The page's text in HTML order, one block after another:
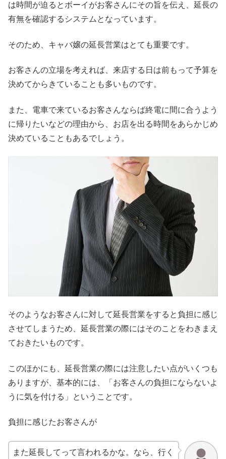
は時間が迫るとボーイがお客さんにその旨を伝え、延長の
有無を確認するシステムとなっています。
そのため、キャバ嬢の延長営業はとても重要です。
お客さんの立場を考えれば、来店する日は前もって予算を
決めてからきていることも多いものです。
また、電車で来ているお客さんならば終電に間に合うよう
に帰りたいなどの理由から、お店を出る時間をあらかじめ
決めていることもあるでしょう。
そのようなお客さんに対して延長営業をすると負担に感じ
させてしまうため、延長営業の際にはそのことをわきまえ
ておきたいものです。
このほかにも、延長営業の際には注意したい点がいくつも
ありますが、基本的には、「お客さんの負担にならないよ
うに気を付ける」ということです。
負担に感じたお客さんが
また延長してって言われるかな。なら、行く